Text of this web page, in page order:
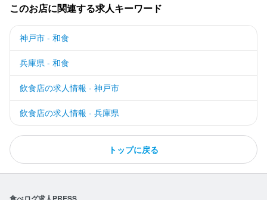
このお店に関連する求人キーワード
神戸市 - 和食
兵庫県 - 和食
飲食店の求人情報 - 神戸市
飲食店の求人情報 - 兵庫県
トップに戻る